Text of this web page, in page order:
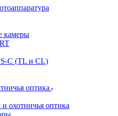
камеры
C (TL и CL)
оптика
охотничья оптика